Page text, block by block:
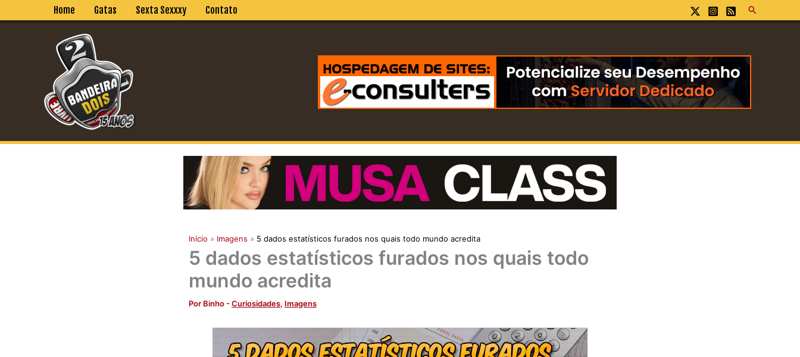
para
Home Gatas Sexta Sexxxy Contato Pesquisar
Início Imagens 5 dados estatísticos furados nos quais todo mundo acredita
5 dados estatísticos furados nos quais todo
mundo acredita
Por Binho-Curiosidades, Imagens